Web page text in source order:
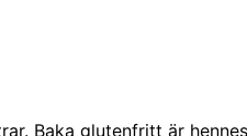
Baka glutenfritt är